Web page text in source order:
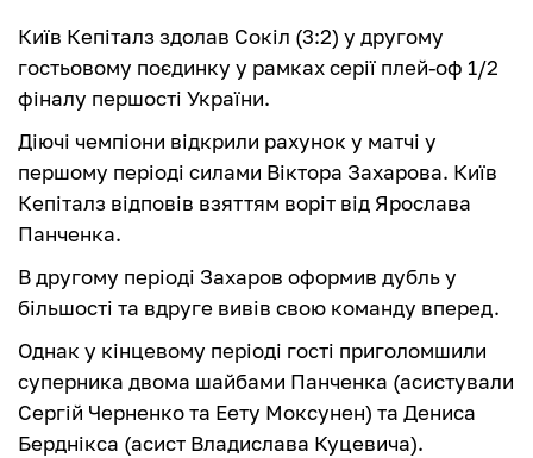
Київ Кепіталз здолав Сокіл (3:2) у другому
гостьовому поєдинку у рамках серії плей-оф 1/2
фіналу першості України.
Діючі чемпіони відкрили рахунок у матчі у
першому періоді силами Віктора Захарова. Київ
Кепіталз відповів взяттям воріт від Ярослава
Панченка.
В другому періоді Захаров оформив дубль у
більшості та вдруге вивів свою команду вперед.
Однак у кінцевому періоді гості приголомшили
суперника двома шайбами Панченка (асистували
Сергій Черненко та Еету Моксунен) та Дениса
Берднікса (асист Владислава Куцевича).